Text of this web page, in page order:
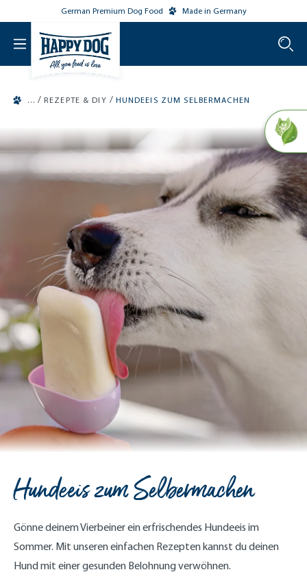
main contentGerman Premium Dog Food Made in Germany
/ REZEPTE & DIY / HUNDEEIS ZUM SELBERMACHEN
Hundeeis zum Selbermachen
Gönne deinem Vierbeiner ein erfrischendes Hundeeis im
Sommer. Mit unseren einfachen Rezepten kannst du deinen
Hund mit einer gesunden Belohnung verwöhnen.